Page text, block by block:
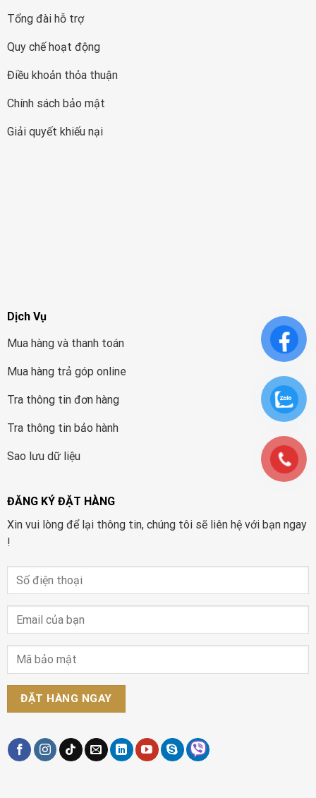
Tổng đài hỗ trợ
Quy chế hoạt động
Điều khoản thỏa thuận
Chính sách bảo mật
Giải quyết khiếu nại
Dịch Vụ
Mua hàng và thanh toán
Mua hàng trả góp online
Tra thông tin đơn hàng
Tra thông tin bảo hành
Sao lưu dữ liệu
ĐĂNG KÝ ĐẶT HÀNG
Xin vui lòng để lại thông tin, chúng tôi sẽ liên hệ với bạn ngay
!